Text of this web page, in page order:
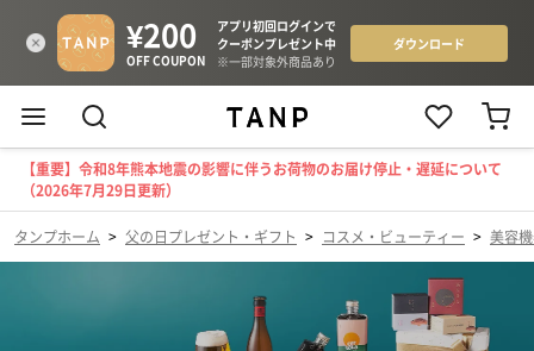
【重要】令和8年熊本地震の影響に伴うお荷物のお届け停止・遅延について
（2026年7月29日更新）
タンプホーム > 父の日プレゼント・ギフト > コスメ・ビューティー > 美容